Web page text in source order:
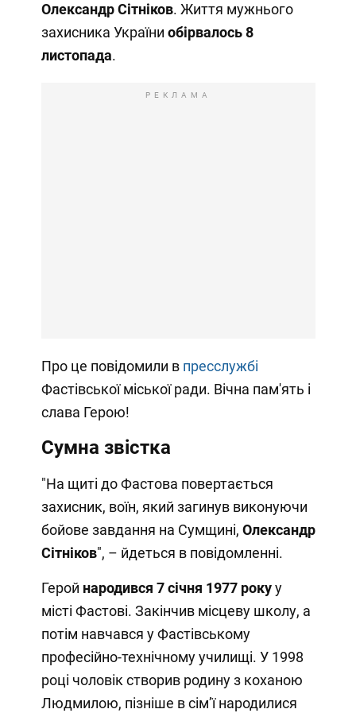
Олександр Сітніков. Життя мужнього
захисника України обірвалось 8
листопада.
РЕКЛАМА
Про це повідомили в пресслужбі
Фастівської міської ради. Вічна пам'ять і
слава Герою!
Сумна звістка
"На щиті до Фастова повертається
захисник, воїн, який загинув виконуючи
бойове завдання на Сумщині, Олександр
Сітніков", – йдеться в повідомленні.
Герой народився 7 січня 1977 рокуу
місті Фастові. Закінчив місцеву школу, а
потім навчався у Фастівському
професійно-технічному училищі. У 1998
році чоловік створив родину з коханою
Людмилою, пізніше в сім’ї народилися